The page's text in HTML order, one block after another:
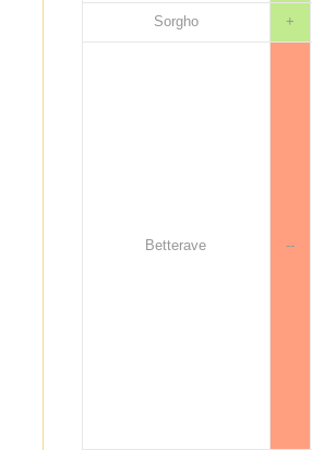
Sorgho
+
Betterave --